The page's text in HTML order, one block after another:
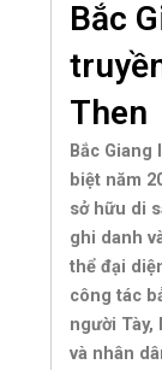
Bắc
Then
Bắc Giang
biệt năm
sở hữu di
ghi danh
thể đại
công tác
người Tày,
và nhân